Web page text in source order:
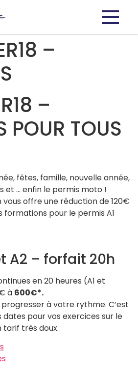
–
–
POUR TOUS
fêtes, famille, nouvelle année,
et … enfin le permis moto !
vous offre une réduction de 120€
formations pour le permis A1
A2 – forfait 20h
en 20 heures (A1 et
à 600€*.
à votre rythme. C’est
dates pour vos exercices sur le
tarif très doux.